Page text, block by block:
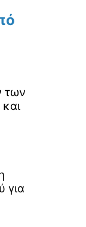
των
για